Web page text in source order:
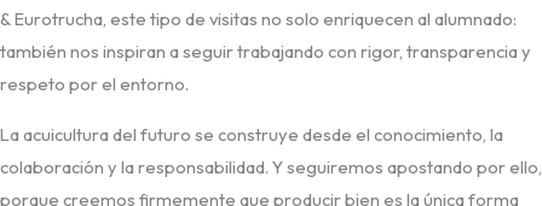
& Eurotrucha, este tipo de visitas no solo enriquecen al alumnado:
también nos inspiran a seguir trabajando con rigor, transparencia y
respeto por el entorno.
La acuicultura del futuro se construye desde el conocimiento, la
colaboración y la responsabilidad. Y seguiremos apostando por ello,
porque creemos firmemente que producir bien es la única forma